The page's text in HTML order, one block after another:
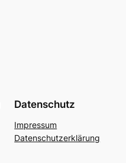
Datenschutz
Impressum
Datenschutzerklärung